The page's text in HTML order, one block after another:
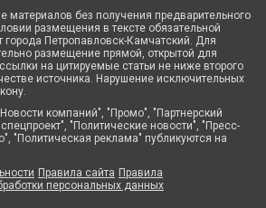
материалов без получения предварительного
размещения в тексте обязательной
города Петропавловск-Камчатский. Для
размещение прямой, открытой для
на цитируемые статьи не ниже второго
источника. Нарушение исключительных
компаний", "Промо", "Партнерский
"Политические новости", "Пресс-
"Политическая реклама" публикуются на
Правила сайта Правила
персональных данных